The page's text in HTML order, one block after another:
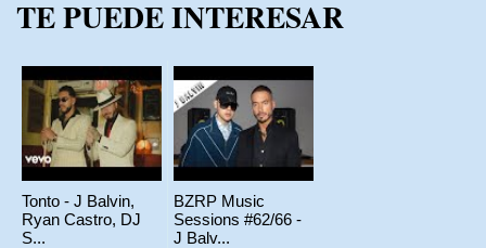
TE PUEDE INTERESAR
Tonto - J Balvin,
Ryan Castro, DJ
S...
BZRP Music
Sessions #62/66 -
J Balv...